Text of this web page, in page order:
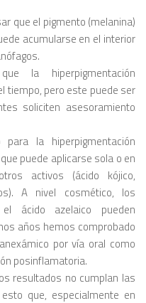
que el pigmento (melanina)
acumularse en el interior
la hiperpigmentación
tiempo, pero este puede ser
soliciten asesoramiento
la hiperpigmentación
puede aplicarse sola o en
activos (ácido kójico,
A nivel cosmético, los
ácido azelaico pueden
años hemos comprobado
por vía oral como
posinflamatoria.
resultados no cumplan las
que, especialmente en